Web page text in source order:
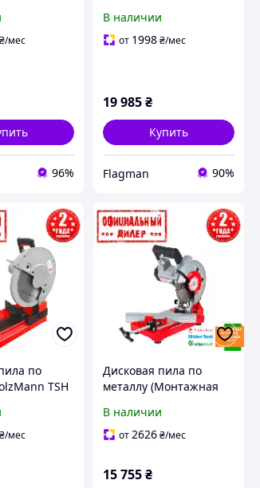
₴/мес
96%
В наличии
от 1998₴/мес
19 985₴
Купить
Flagman 90%
по
TSH
₴/мес
Дисковая пила по
металлу (Монтажная
MKS 180
В наличии
от2626₴/мес
15 755₴